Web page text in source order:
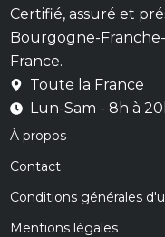
Certifié, assuré et
Bourgogne-
France.
Toute la France
Lun-Sam - 8h à
À propos
Contact
Conditions générales
Mentions légales